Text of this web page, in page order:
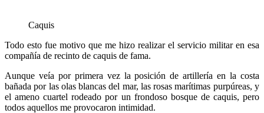
Caquis
Todo esto fue motivo que me hizo realizar el servicio militar en esa
compañía de recinto de caquis de fama.
Aunque veía por primera vez la posición de artillería en la costa
bañada por las olas blancas del mar, las rosas marítimas purpúreas, y
el ameno cuartel rodeado por un frondoso bosque de caquis, pero
todos aquellos me provocaron intimidad.